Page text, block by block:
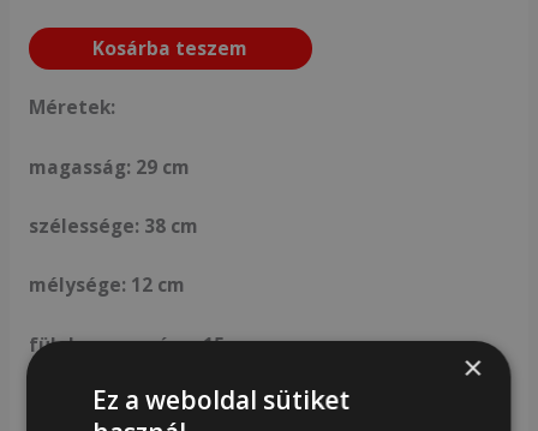
Kosárba teszem
Méretek:
magasság: 29 cm
szélessége: 38 cm
mélysége: 12 cm
fülek magassága: 15 cm
max. pánt hossza: 130 cm
×
Ez a weboldal sütiket